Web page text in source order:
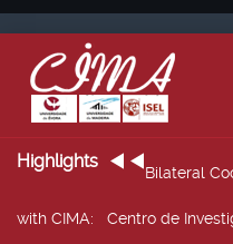
Highlights
Bilateral
with CIMA: Centro de